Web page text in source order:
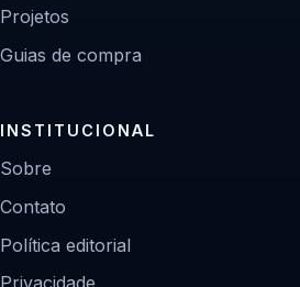
Projetos
Guias de compra
INSTITUCIONAL
Sobre
Contato
Política editorial